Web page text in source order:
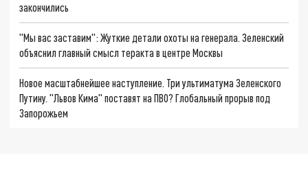
закончились
"Мы вас заставим": Жуткие детали охоты на генерала. Зеленский
объяснил главный смысл теракта в центре Москвы
Новое масштабнейшее наступление. Три ультиматума Зеленского
Путину. "Львов Кима" поставят на ПВО? Глобальный прорыв под
Запорожьем